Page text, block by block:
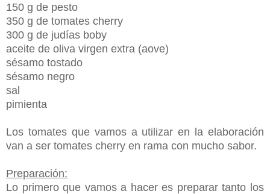
150 g de pesto
350 g de tomates cherry
300 g de judías boby
aceite de oliva virgen extra (aove)
sésamo tostado
sésamo negro
sal
pimienta
Los tomates que vamos a utilizar en la elaboración
van a ser tomates cherry en rama con mucho sabor.
Preparación:
Lo primero que vamos a hacer es preparar tanto los